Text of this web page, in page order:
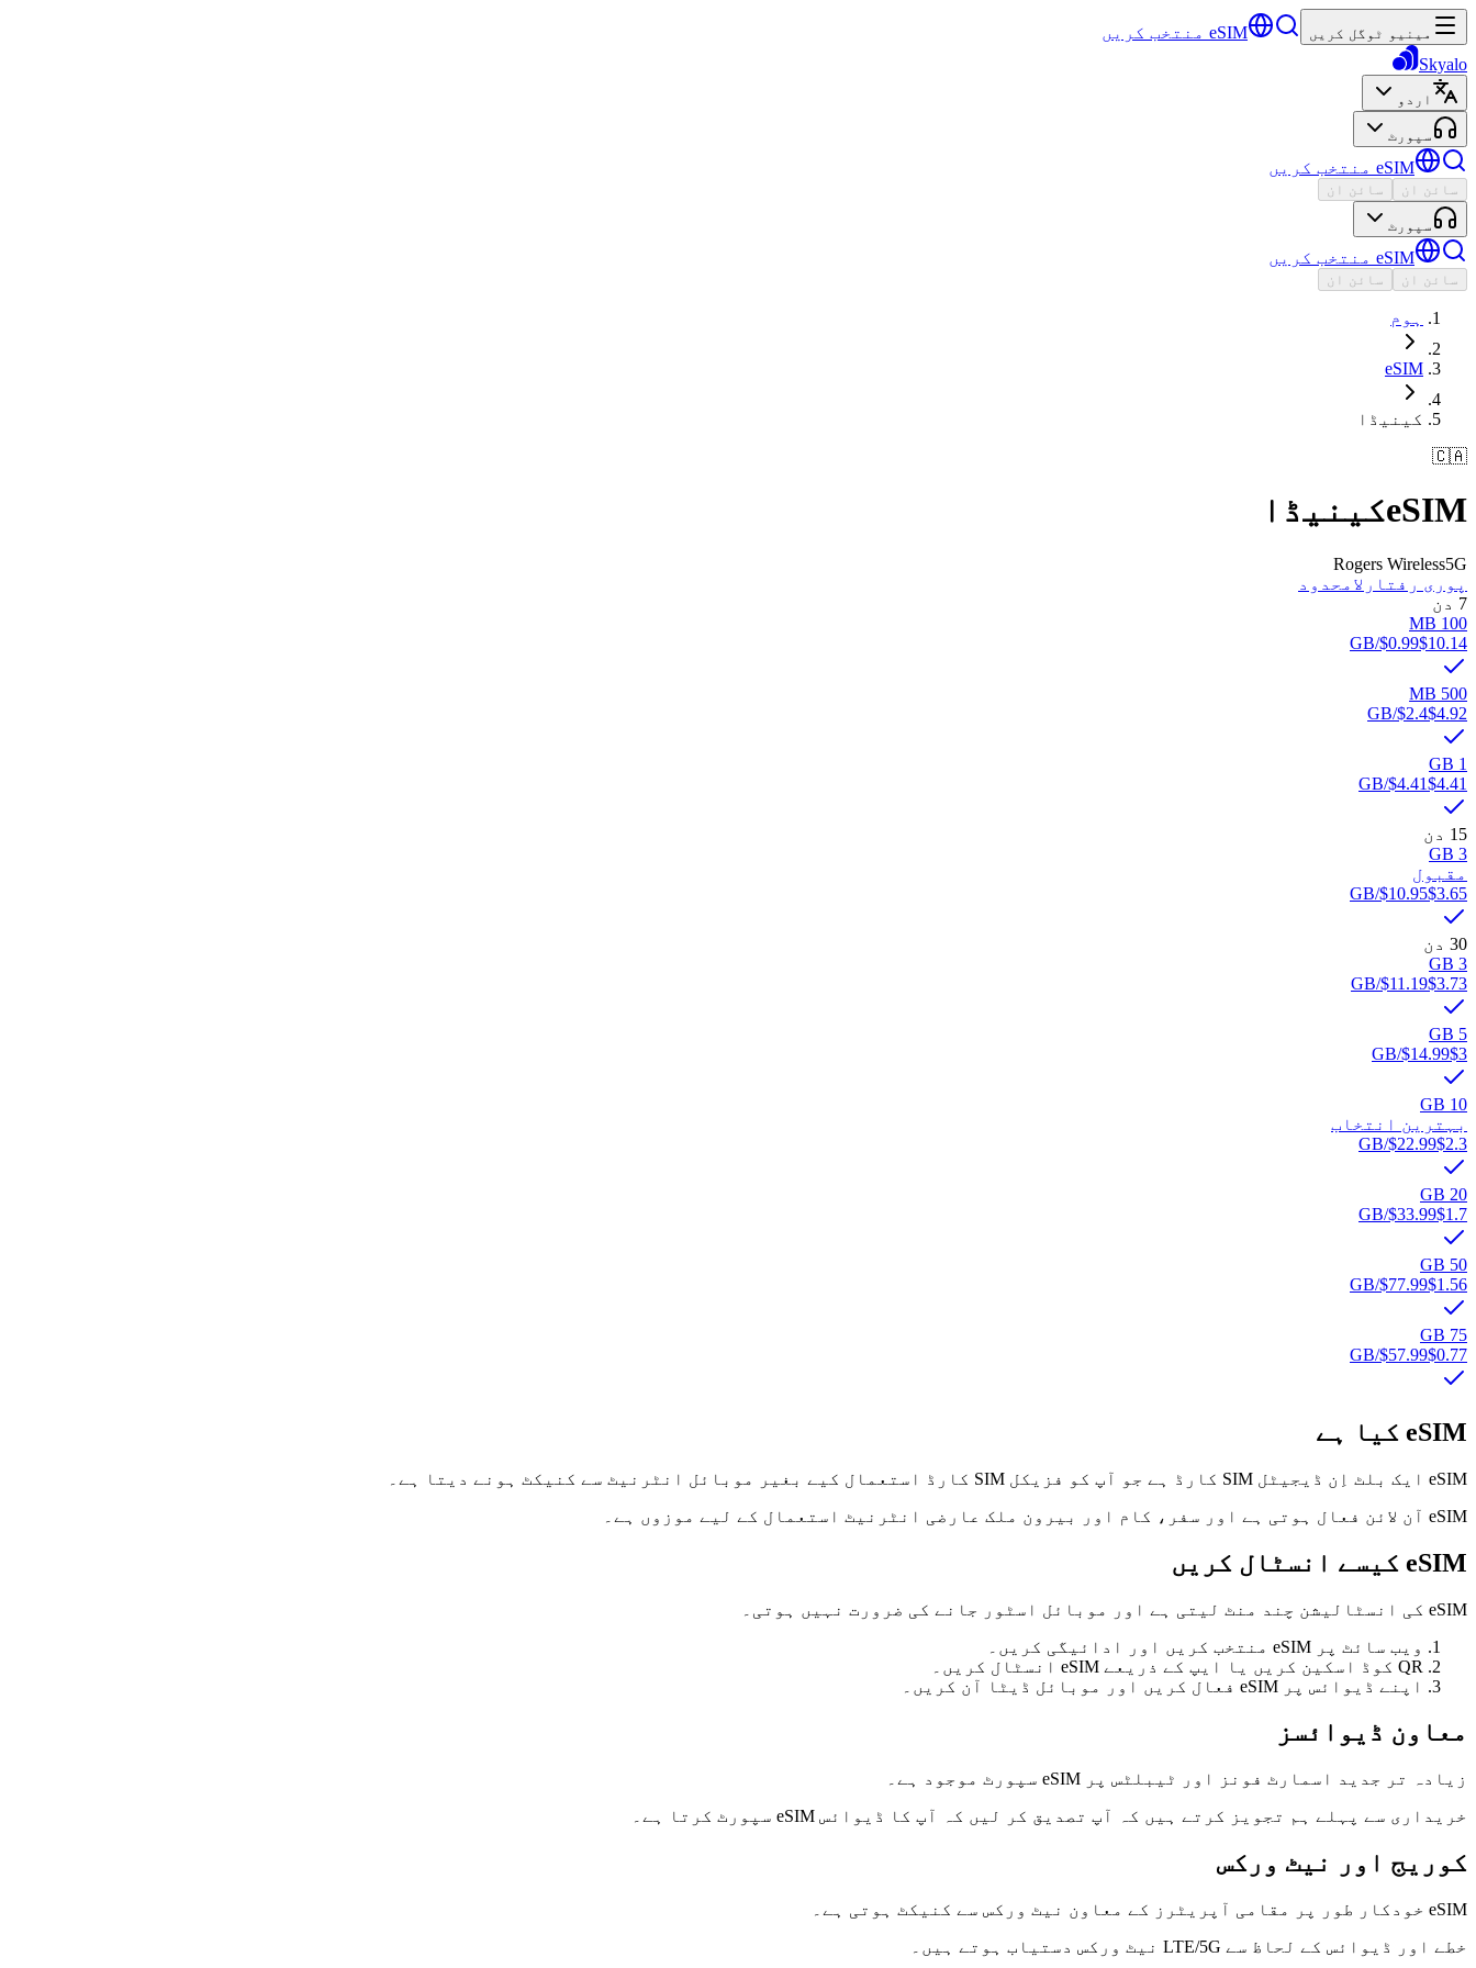
مینیو ٹوگل کریں
eSIM منتخب کریں
Skyalo
اردو
سپورٹ
eSIM منتخب کریں
سائن ان سائن ان
سپورٹ
eSIM منتخب کریں
سائن ان سائن ان
ہوم
eSIM
کینیڈا
🇨🇦
eSIMکینیڈا
Rogers Wireless5G
پوری رفتار لامحدود
7 دن
100 MB
$0.99$10.14
/GB
500 MB
$2.4$4.92
/GB
1 GB
$4.41$4.41
/GB
15 دن
3 GB
مقبول
$10.95$3.65
/GB
30 دن
3 GB
$11.19$3.73
/GB
5 GB
$14.99$3
/GB
10 GB
بہترین انتخاب
$22.99$2.3
/GB
20 GB
$33.99$1.7
/GB
50 GB
$77.99$1.56
/GB
75 GB
$57.99$0.77
/GB
eSIM کیا ہے
eSIM ایک بلٹ اِن ڈیجیٹل SIM کارڈ ہے جو آپ کو فزیکل SIM کارڈ استعمال کیے بغیر موبائل انٹرنیٹ سے کنیکٹ ہونے دیتا ہے۔
eSIM آن لائن فعال ہوتی ہے اور سفر، کام اور بیرون ملک عارضی انٹرنیٹ استعمال کے لیے موزوں ہے۔
eSIM کیسے انسٹال کریں
eSIM کی انسٹالیشن چند منٹ لیتی ہے اور موبائل اسٹور جانے کی ضرورت نہیں ہوتی۔
ویب سائٹ پر eSIM منتخب کریں اور ادائیگی کریں۔
QR کوڈ اسکین کریں یا ایپ کے ذریعے eSIM انسٹال کریں۔
اپنے ڈیوائس پر eSIM فعال کریں اور موبائل ڈیٹا آن کریں۔
معاون ڈیوائسز
زیادہ تر جدید اسمارٹ فونز اور ٹیبلٹس پر eSIM سپورٹ موجود ہے۔
خریداری سے پہلے ہم تجویز کرتے ہیں کہ آپ تصدیق کر لیں کہ آپ کا ڈیوائس eSIM سپورٹ کرتا ہے۔
کوریج اور نیٹ ورکس
eSIM خودکار طور پر مقامی آپریٹرز کے معاون نیٹ ورکس سے کنیکٹ ہوتی ہے۔
خطے اور ڈیوائس کے لحاظ سے LTE/5G نیٹ ورکس دستیاب ہوتے ہیں۔